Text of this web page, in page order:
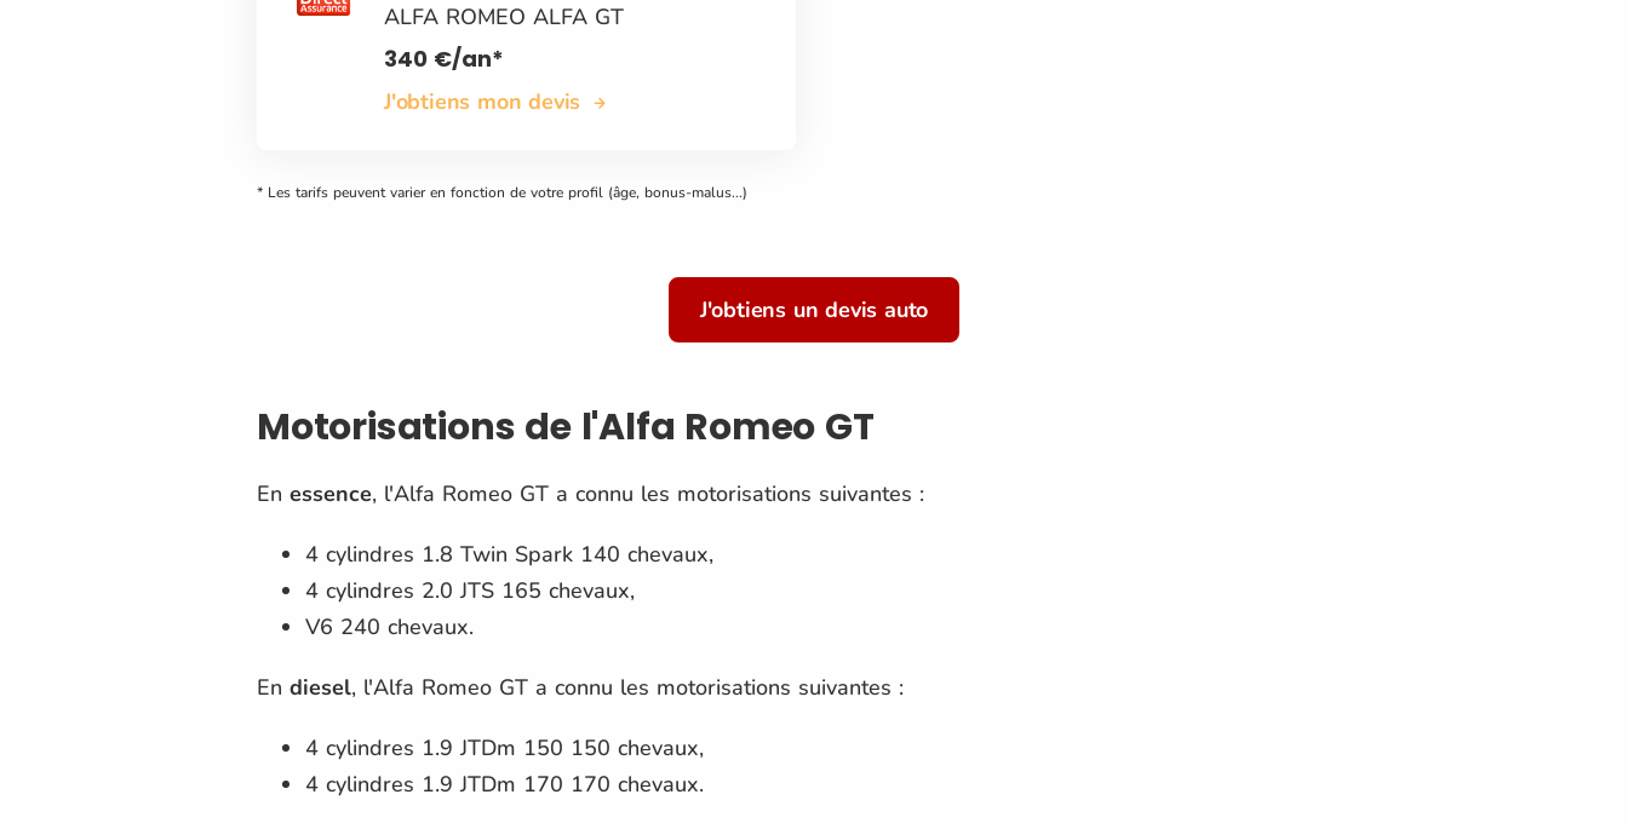
ALFA ROMEO ALFA GT
340 €/an*
J'obtiens mon devis
* Les tarifs peuvent varier en fonction de votre profil (âge, bonus-malus...)
J'obtiens un devis auto
Motorisations de l'Alfa Romeo GT
En essence, l'Alfa Romeo GT a connu les motorisations suivantes :
4 cylindres 1.8 Twin Spark 140 chevaux,
4 cylindres 2.0 JTS 165 chevaux,
V6 240 chevaux.
En diesel, l'Alfa Romeo GT a connu les motorisations suivantes :
4 cylindres 1.9 JTDm 150 150 chevaux,
4 cylindres 1.9 JTDm 170 170 chevaux.